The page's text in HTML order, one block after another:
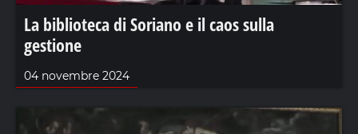
La biblioteca di Soriano e il caos sulla
gestione
04 novembre 2024